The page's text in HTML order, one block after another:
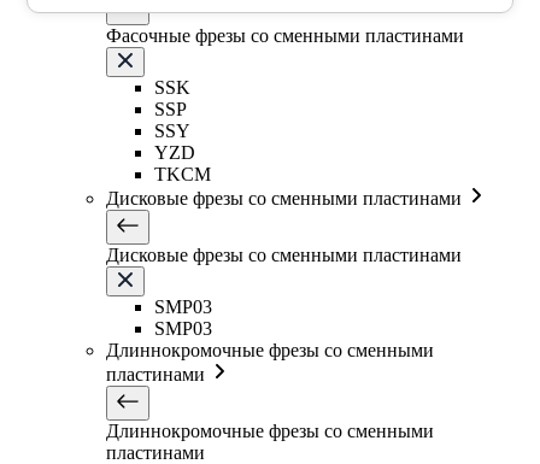
Фасочные фрезы со сменными пластинами
SSK
SSP
SSY
YZD
TKCM
Дисковые фрезы со сменными пластинами
Дисковые фрезы со сменными пластинами
SMP03
SMP03
Длиннокромочные фрезы со сменными
пластинами
Длиннокромочные фрезы со сменными
пластинами